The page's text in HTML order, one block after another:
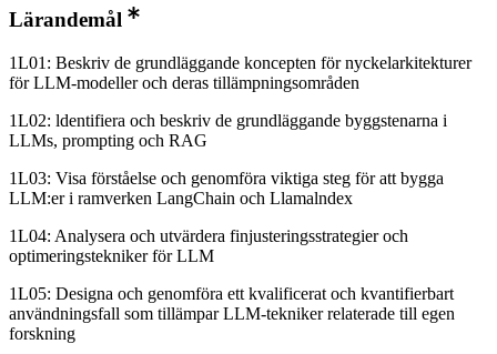
Lärandemål
1L01: Beskriv de grundläggande koncepten för nyckelarkitekturer
för LLM-modeller och deras tillämpningsområden
1L02: ldentifiera och beskriv de grundläggande byggstenarna i
LLMs, prompting och RAG
1L03: Visa förståelse och genomföra viktiga steg för att bygga
LLM:er i ramverken LangChain och Llamalndex
1L04: Analysera och utvärdera finjusteringsstrategier och
optimeringstekniker för LLM
1L05: Designa och genomföra ett kvalificerat och kvantifierbart
användningsfall som tillämpar LLM­-tekniker relaterade till egen
forskning